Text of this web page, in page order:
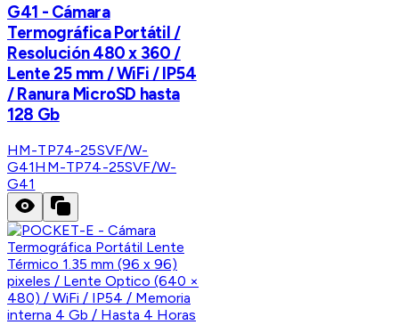
G41 - Cámara
Termográfica Portátil /
Resolución 480 x 360 /
Lente 25 mm / WiFi / IP54
/ Ranura MicroSD hasta
128 Gb
HM-TP74-25SVF/W-
G41HM-TP74-25SVF/W-
G41